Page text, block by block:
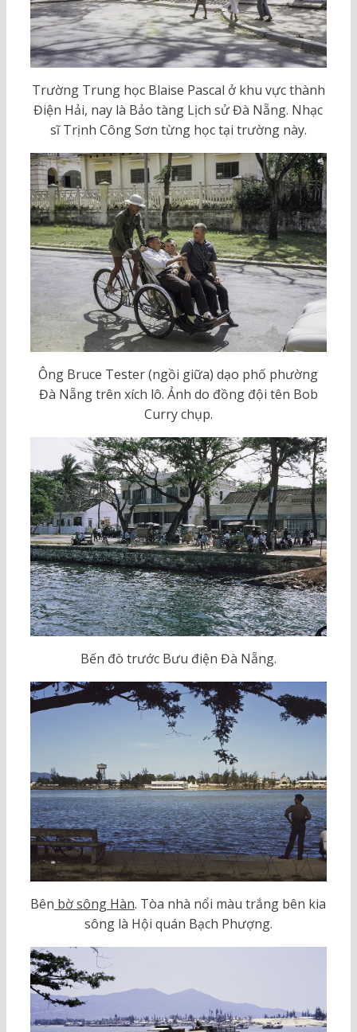
Trường Trung học Blaise Pascal ở khu vực thành
Điện Hải, nay là Bảo tàng Lịch sử Đà Nẵng. Nhạc
sĩ Trịnh Công Sơn từng học tại trường này.
Ông Bruce Tester (ngồi giữa) dạo phố phường
Đà Nẵng trên xích lô. Ảnh do đồng đội tên Bob
Curry chụp.
Bến đò trước Bưu điện Đà Nẵng.
Bên bờ sông Hàn. Tòa nhà nổi màu trắng bên kia
sông là Hội quán Bạch Phượng.